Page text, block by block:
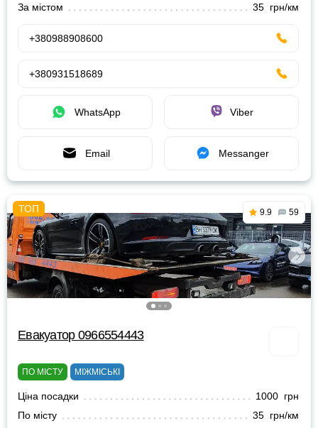
За містом
35 грн/км
+380988908600
+380931518689
WhatsApp Viber
Email Messanger
9.9 59
Евакуатор 0966554443
ПО МІСТУ МІЖМІСЬКІ
Ціна посадки
1000 грн
По місту
35 грн/км